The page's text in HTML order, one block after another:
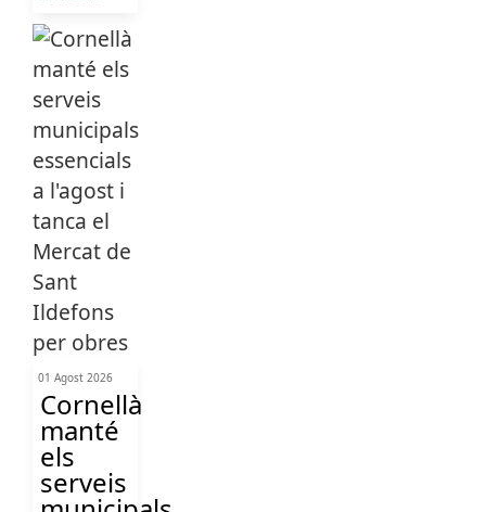
01 Agost 2026
Cornellà
manté
els
serveis